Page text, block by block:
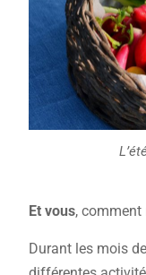
Et vous, comment
Durant les mois